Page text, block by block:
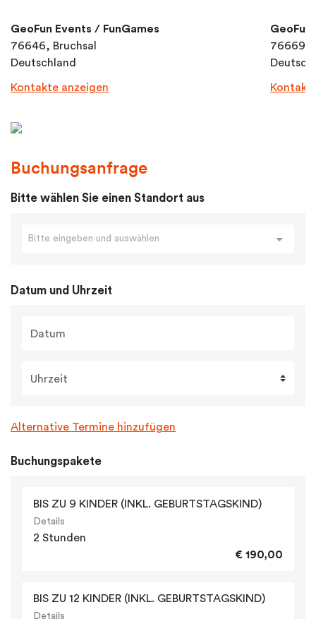
GeoFun Events / FunGames
76646, Bruchsal
Deutschland
Kontakte anzeigen
GeoFun
76669,
Buchungsanfrage
Bitte wählen Sie einen Standort aus
Bitte eingeben und auswählen
Datum und Uhrzeit
Datum
Uhrzeit
Alternative Termine hinzufügen
Buchungspakete
BIS ZU 9 KINDER (INKL. GEBURTSTAGSKIND)
Details
2 Stunden
€ 190,00
BIS ZU 12 KINDER (INKL. GEBURTSTAGSKIND)
Details